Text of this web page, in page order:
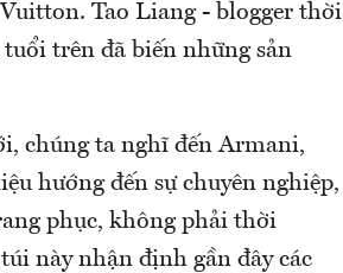
Tao Liang - blogger thời
trên đã biến những sản
chúng ta nghĩ đến Armani,
hướng đến sự chuyên nghiệp,
phục, không phải thời
này nhận định gần đây các